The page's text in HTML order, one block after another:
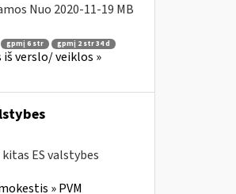
Nuo 2020-11-19 MB
gpmį 6 str
gpmį 2 str 34 d
verslo/ veiklos »
ES valstybes
» PVM